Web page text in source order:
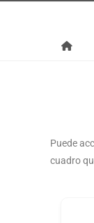
Puede
cuadro